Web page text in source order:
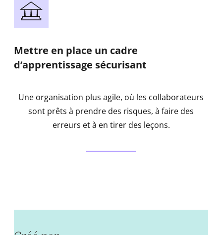
Mettre en place un cadre
d’apprentissage sécurisant
Une organisation plus agile, où les collaborateurs
sont prêts à prendre des risques, à faire des
erreurs et à en tirer des leçons.